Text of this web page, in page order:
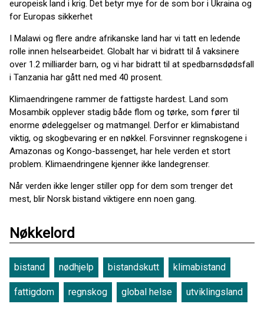
europeisk land i krig. Det betyr mye for de som bor i Ukraina og
for Europas sikkerhet
I Malawi og flere andre afrikanske land har vi tatt en ledende
rolle innen helsearbeidet. Globalt har vi bidratt til å vaksinere
over 1.2 milliarder barn, og vi har bidratt til at spedbarnsdødsfall
i Tanzania har gått ned med 40 prosent.
Klimaendringene rammer de fattigste hardest. Land som
Mosambik opplever stadig både flom og tørke, som fører til
enorme ødeleggelser og matmangel. Derfor er klimabistand
viktig, og skogbevaring er en nøkkel. Forsvinner regnskogene i
Amazonas og Kongo-bassenget, har hele verden et stort
problem. Klimaendringene kjenner ikke landegrenser.
Når verden ikke lenger stiller opp for dem som trenger det
mest, blir Norsk bistand viktigere enn noen gang.
Nøkkelord
bistand nødhjelp bistandskutt klimabistand
fattigdom regnskog global helse utviklingsland